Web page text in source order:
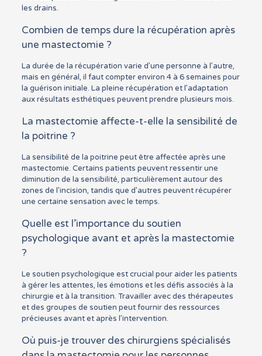
les drains.
Combien de temps dure la récupération après
une mastectomie ?
La durée de la récupération varie d’une personne à l’autre,
mais en général, il faut compter environ 4 à 6 semaines pour
la guérison initiale. La pleine récupération et l’adaptation
aux résultats esthétiques peuvent prendre plusieurs mois.
La mastectomie affecte-t-elle la sensibilité de
la poitrine ?
La sensibilité de la poitrine peut être affectée après une
mastectomie. Certains patients peuvent ressentir une
diminution de la sensibilité, particulièrement autour des
zones de l’incision, tandis que d’autres peuvent récupérer
une certaine sensation avec le temps.
Quelle est l’importance du soutien
psychologique avant et après la mastectomie
?
Le soutien psychologique est crucial pour aider les patients
à gérer les attentes, les émotions et les défis associés à la
chirurgie et à la transition. Travailler avec des thérapeutes
et des groupes de soutien peut fournir des ressources
précieuses avant et après l’intervention.
Où puis-je trouver des chirurgiens spécialisés